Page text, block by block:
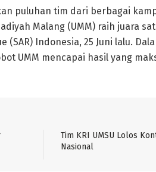
puluhan tim dari berbagai
Malang (UMM) raih juara
(SAR) Indonesia, 25 Juni lalu.
UMM mencapai hasil yang
Tim KRI UMSU Lolos
Nasional